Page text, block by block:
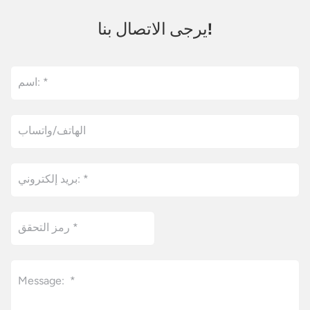
القوالب. اطلع على مغزل
يرجى الاتصال بنا!